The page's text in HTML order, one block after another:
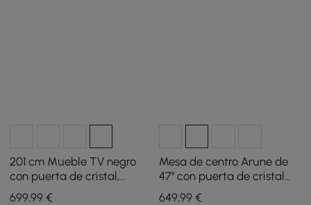
201 cm Mueble TV negro
con puerta de cristal,
almacenamiento y LED
699,99 €
Mesa de centro Arune de
47" con puerta de cristal
arqueada y LED
649,99€